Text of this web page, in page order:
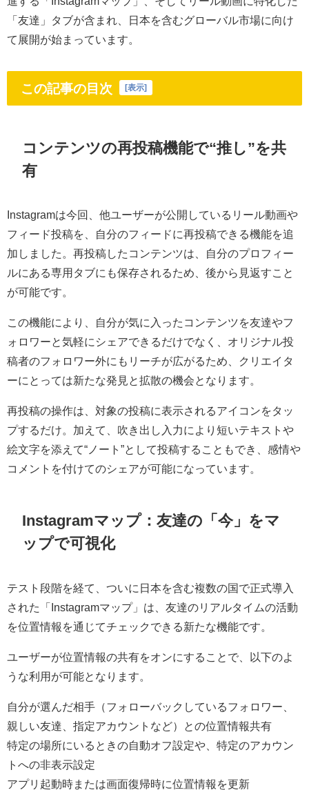
「友達」タブが含まれ、日本を含むグローバル市場に向け
て展開が始まっています。
この記事の目次 [表示]
コンテンツの再投稿機能で“推し”を共
有
Instagramは今回、他ユーザーが公開しているリール動画や
フィード投稿を、自分のフィードに再投稿できる機能を追
加しました。再投稿したコンテンツは、自分のプロフィー
ルにある専用タブにも保存されるため、後から見返すこと
が可能です。
この機能により、自分が気に入ったコンテンツを友達やフ
ォロワーと気軽にシェアできるだけでなく、オリジナル投
稿者のフォロワー外にもリーチが広がるため、クリエイタ
ーにとっては新たな発見と拡散の機会となります。
再投稿の操作は、対象の投稿に表示されるアイコンをタッ
プするだけ。加えて、吹き出し入力により短いテキストや
絵文字を添えて“ノート”として投稿することもでき、感情や
コメントを付けてのシェアが可能になっています。
Instagramマップ：友達の「今」をマ
ップで可視化
テスト段階を経て、ついに日本を含む複数の国で正式導入
された「Instagramマップ」は、友達のリアルタイムの活動
を位置情報を通じてチェックできる新たな機能です。
ユーザーが位置情報の共有をオンにすることで、以下のよ
うな利用が可能となります。
自分が選んだ相手（フォローバックしているフォロワー、
親しい友達、指定アカウントなど）との位置情報共有
特定の場所にいるときの自動オフ設定や、特定のアカウン
トへの非表示設定
アプリ起動時または画面復帰時に位置情報を更新